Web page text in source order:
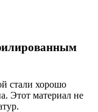
стали хорошо
Этот материал не